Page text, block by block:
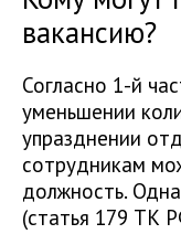
вакансию?
Согласно 1-й
уменьшении
упразднении
сотрудникам
должность.
(статья 179 ТК